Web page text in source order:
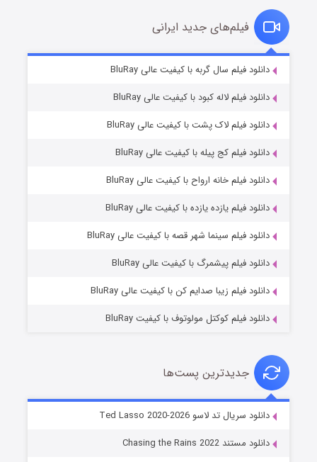
قسمت7 (زیرنویس) منتشر شد
خاندان اژدها فصل ۳
فیلم‌های جدید ایرانی
دانلود فیلم سال گربه با کیفیت عالی BluRay
دانلود فیلم لاله کبود با کیفیت عالی BluRay
دانلود فیلم لاک پشت با کیفیت عالی BluRay
دانلود فیلم کج‌ پیله با کیفیت عالی BluRay
دانلود فیلم خانه ارواح با کیفیت عالی BluRay
دانلود فیلم یازده یازده با کیفیت عالی BluRay
دانلود فیلم سینما شهر قصه با کیفیت عالی BluRay
دانلود فیلم پیشمرگ با کیفیت عالی BluRay
دانلود فیلم زیبا صدایم کن با کیفیت عالی BluRay
دانلود فیلم کوکتل مولوتوف با کیفیت BluRay
جدیدترین پست‌ها
دانلود سریال تد لاسو Ted Lasso 2020-2026
دانلود مستند Chasing the Rains 2022